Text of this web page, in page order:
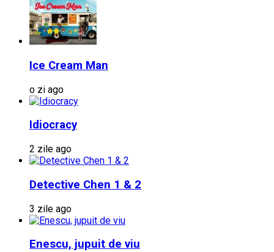
Ice Cream Man
o zi ago
Idiocracy
2 zile ago
Detective Chen 1 & 2
3 zile ago
Enescu, jupuit de viu